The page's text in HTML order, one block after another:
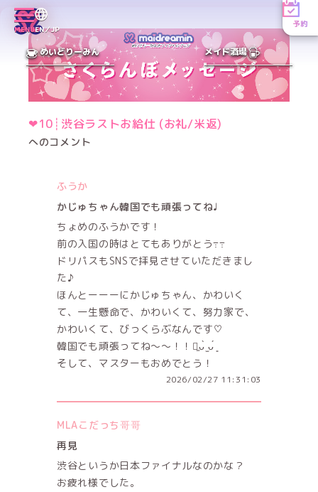
MENUEN／JP
予約
めいどりーみん メイド酒場
❤︎10┊渋谷ラストお給仕 (お礼/米返)
へのコメント
ふうか
かじゅちゃん韓国でも頑張ってね♩
ちょめのふうかです！
前の入国の時はとてもありがとう߹߹
ドリパスもSNSで拝見させていただきまし
た♪
ほんとーーーにかじゅちゃん、かわいく
て、一生懸命で、かわいくて、努力家で、
かわいくて、びっくらぶなんです♡
韓国でも頑張ってね〜〜！！！͈ᴗ̀ ̫ᴗ́ ͈
そして、マスターもおめでとう！
2026/02/27 11:31:03
MLAこだっち哥哥
再見
渋谷というか日本ファイナルなのかな？
お疲れ様でした。